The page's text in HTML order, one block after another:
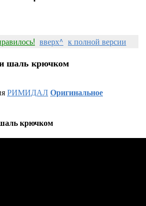
вверх^ к полной версии
шаль крючком
РИМИДАЛОригинальное
крючком